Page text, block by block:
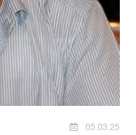
05.03.25